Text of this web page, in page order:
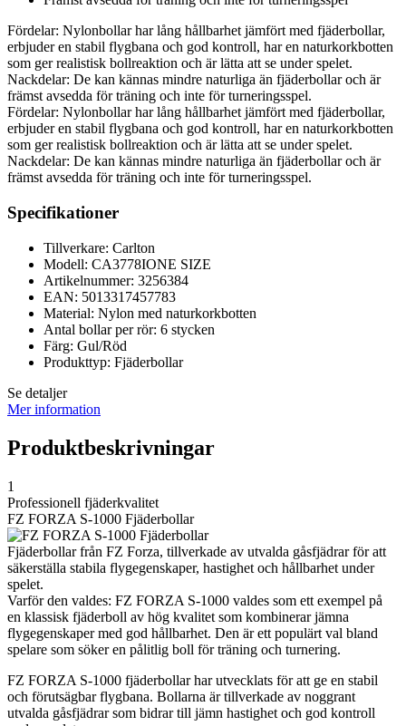
Fördelar: Nylonbollar har lång hållbarhet jämfört med fjäderbollar,
erbjuder en stabil flygbana och god kontroll, har en naturkorkbotten
som ger realistisk bollreaktion och är lätta att se under spelet.
Nackdelar: De kan kännas mindre naturliga än fjäderbollar och är
främst avsedda för träning och inte för turneringsspel.
Fördelar: Nylonbollar har lång hållbarhet jämfört med fjäderbollar,
erbjuder en stabil flygbana och god kontroll, har en naturkorkbotten
som ger realistisk bollreaktion och är lätta att se under spelet.
Nackdelar: De kan kännas mindre naturliga än fjäderbollar och är
främst avsedda för träning och inte för turneringsspel.
Specifikationer
Tillverkare: Carlton
Modell: CA3778IONE SIZE
Artikelnummer: 3256384
EAN: 5013317457783
Material: Nylon med naturkorkbotten
Antal bollar per rör: 6 stycken
Färg: Gul/Röd
Produkttyp: Fjäderbollar
Se detaljer
Mer information
Produktbeskrivningar
1
Professionell fjäderkvalitet
FZ FORZA S-1000 Fjäderbollar
Fjäderbollar från FZ Forza, tillverkade av utvalda gåsfjädrar för att
säkerställa stabila flygegenskaper, hastighet och hållbarhet under
spelet.
Varför den valdes: FZ FORZA S-1000 valdes som ett exempel på
en klassisk fjäderboll av hög kvalitet som kombinerar jämna
flygegenskaper med god hållbarhet. Den är ett populärt val bland
spelare som söker en pålitlig boll för träning och turnering.
FZ FORZA S-1000 fjäderbollar har utvecklats för att ge en stabil
och förutsägbar flygbana. Bollarna är tillverkade av noggrant
utvalda gåsfjädrar som bidrar till jämn hastighet och god kontroll